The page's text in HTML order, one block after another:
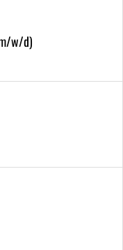
w/d)